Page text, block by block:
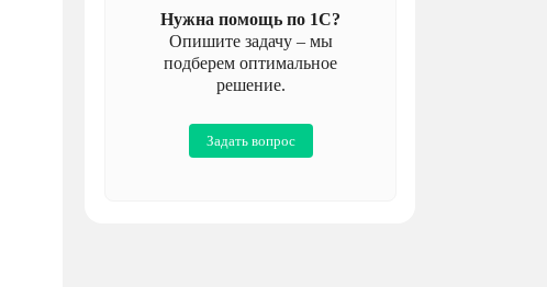
Нужна помощь по 1С?
Опишите задачу – мы
подберем оптимальное
решение.
Задать вопрос